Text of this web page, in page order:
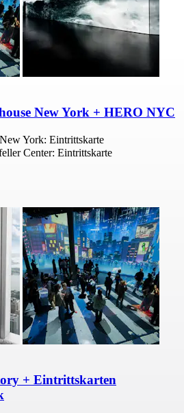
New York + HERO NYC
York: Eintrittskarte
Center: Eintrittskarte
+ Eintrittskarten